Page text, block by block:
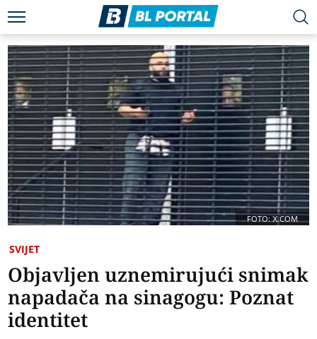
FOTO: X.COM
SVIJET
Objavljen uznemirujući snimak
napadača na sinagogu: Poznat
identitet